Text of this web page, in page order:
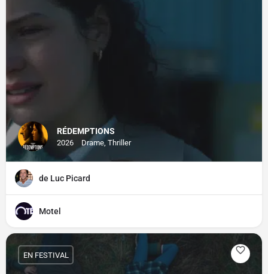
RÉDEMPTIONS
2026 Drame, Thriller
de Luc Picard
Motel
EN FESTIVAL